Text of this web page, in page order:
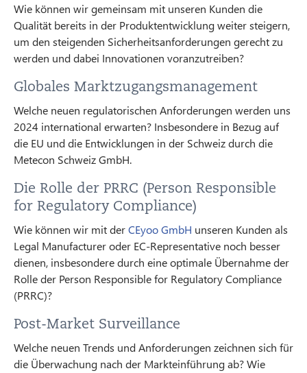
Wie können wir gemeinsam mit unseren Kunden die
Qualität bereits in der Produktentwicklung weiter steigern,
um den steigenden Sicherheitsanforderungen gerecht zu
werden und dabei Innovationen voranzutreiben?
Globales Marktzugangsmanagement
Welche neuen regulatorischen Anforderungen werden uns
2024 international erwarten? Insbesondere in Bezug auf
die EU und die Entwicklungen in der Schweiz durch die
Metecon Schweiz GmbH.
Die Rolle der PRRC (Person Responsible
for Regulatory Compliance)
Wie können wir mit derCEyoo GmbH unseren Kunden als
Legal Manufacturer oder EC-Representative noch besser
dienen, insbesondere durch eine optimale Übernahme der
Rolle der Person Responsible for Regulatory Compliance
(PRRC)?
Post-Market Surveillance
Welche neuen Trends und Anforderungen zeichnen sich für
die Überwachung nach der Markteinführung ab? Wie